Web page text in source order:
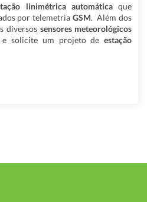
linimétrica automáticaque
por telemetria GSM. Além dos
diversos sensores meteorológicos
e solicite um projeto deestação